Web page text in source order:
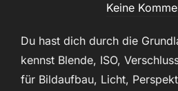
Keine
Du hast dich durch die
kennst Blende, ISO,
für Bildaufbau, Licht,